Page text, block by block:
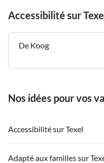
Accessibilité sur
De Koog
Nos idées pour vos
Accessibilité sur Texel
Adapté aux familles sur